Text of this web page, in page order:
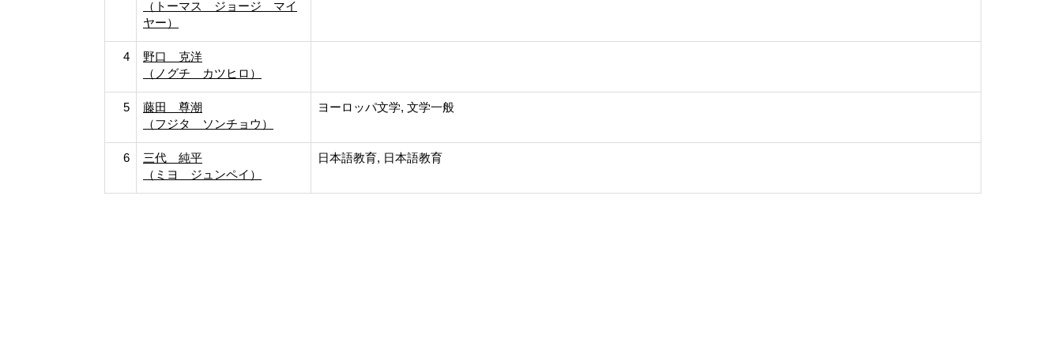
（トーマス ジョージ マイ
ヤー）
4
野口 克洋
（ノグチ カツヒロ）
5
藤田 尊潮
（フジタ ソンチョウ）
ヨーロッパ文学, 文学一般
6
三代 純平
（ミヨ ジュンペイ）
日本語教育, 日本語教育